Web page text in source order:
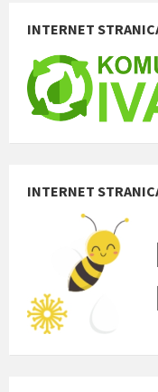
INTERNET
INTERNET